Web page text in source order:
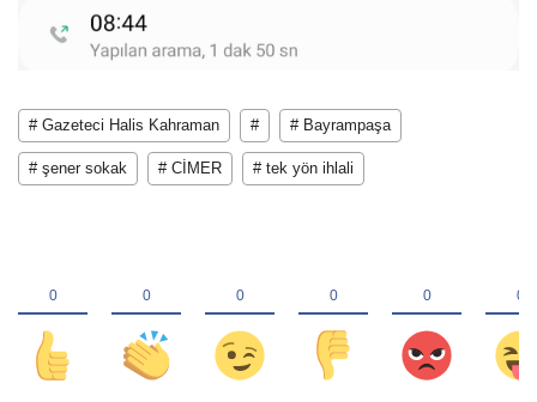
# Gazeteci Halis Kahraman # # Bayrampaşa
# şener sokak # CİMER # tek yön ihlali